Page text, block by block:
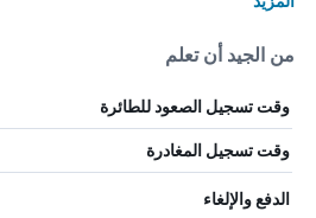
من الجيد أن تعلم
وقت تسجيل الصعود للطائرة
وقت تسجيل المغادرة
الدفع والإلغاء